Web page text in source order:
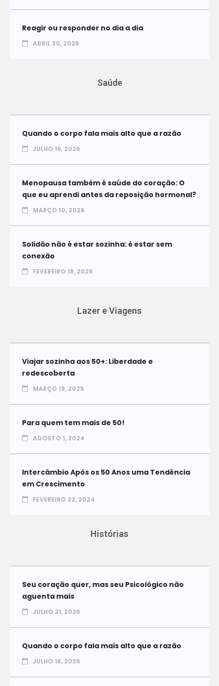
Reagir ou responder no dia a dia
ABRIL 30, 2026
Saúde
Quando o corpo fala mais alto que a razão
JULHO 16, 2026
Menopausa também é saúde do coração: O
que eu aprendi antes da reposição hormonal?
MARÇO 10, 2026
Solidão não é estar sozinha: é estar sem
conexão
FEVEREIRO 18, 2026
Lazer e Viagens
Viajar sozinha aos 50+: Liberdade e
redescoberta
MARÇO 19, 2025
Para quem tem mais de 50!
AGOSTO 1, 2024
Intercâmbio Após os 50 Anos uma Tendência
em Crescimento
FEVEREIRO 22, 2024
Histórias
Seu coração quer, mas seu Psicológico não
aguenta mais
JULHO 21, 2026
Quando o corpo fala mais alto que a razão
JULHO 16, 2026